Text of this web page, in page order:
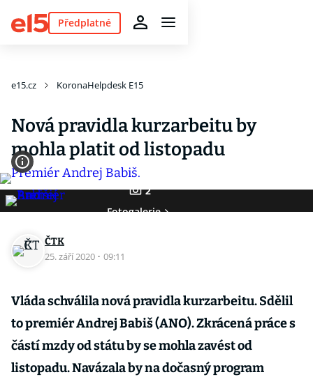
Předplatné
e15.cz KoronaHelpdesk E15
Nová pravidla kurzarbeitu by
mohla platit od listopadu
2
Fotogalerie
ČTK
25. září 2020 · 09:11
Vláda schválila nová pravidla kurzarbeitu. Sdělil
to premiér Andrej Babiš (ANO). Zkrácená práce s
částí mzdy od státu by se mohla zavést od
listopadu. Navázala by na dočasný program